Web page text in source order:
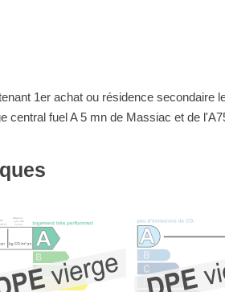
1er achat ou résidence secondaire
central fuel A 5 mn de Massiac et de